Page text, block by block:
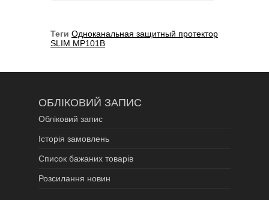
Теги Одноканальная защитный протектор
SLIM MP101B
ОБЛІКОВИЙ ЗАПИС
Обліковий запис
Історія замовлень
Список бажаних товарів
Розсилання новин